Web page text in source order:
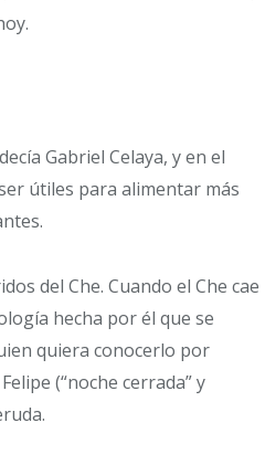
Gabriel Celaya, y en el
útiles para alimentar más
del Che. Cuando el Che cae
hecha por él que se
quiera conocerlo por
(“noche cerrada” y